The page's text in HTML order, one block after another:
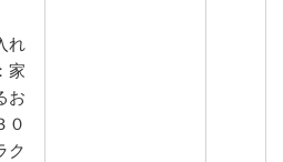
れ
家
お
０
ク